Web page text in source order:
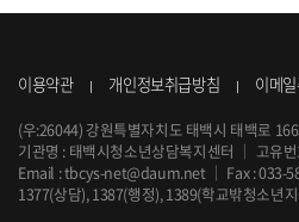
이용약관 개인정보취급방침
이메
(우:26044) 강원특별자치도 태백시 태백로
기관명 : 태백시청소년상담복지센터 ｜ 고유
Email :tbcys-net@daum.net ｜ Fax : 033-
1377(상담), 1387(행정), 1389(학교밖청소년